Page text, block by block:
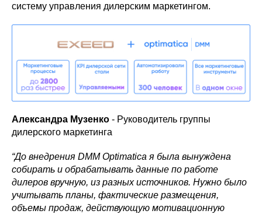
систему управления дилерским маркетингом.
Александра Музенко - Руководитель группы
дилерского маркетинга
“До внедрения DMM Optimatica я была вынуждена
собирать и обрабатывать данные по работе
дилеров вручную, из разных источников. Нужно было
учитывать планы, фактические размещения,
объемы продаж, действующую мотивационную